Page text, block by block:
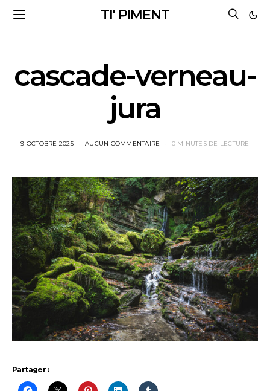
TI' PIMENT
cascade-verneau-
jura
9 OCTOBRE 2025 AUCUN COMMENTAIRE 0 MINUTES DE LECTURE
Partager :